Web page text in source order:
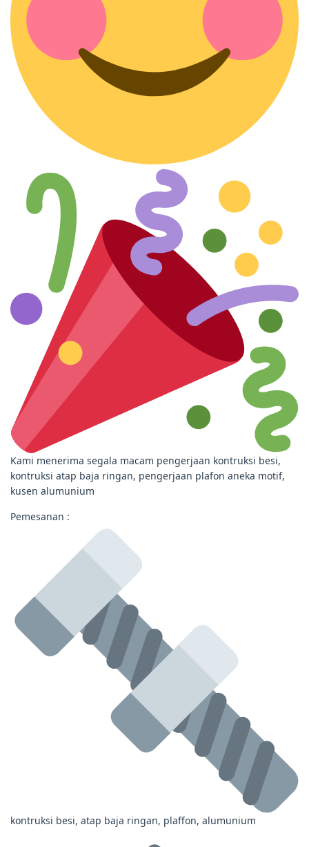
Kami menerima segala macam pengerjaan kontruksi besi,
kontruksi atap baja ringan, pengerjaan plafon aneka motif,
kusen alumunium
Pemesanan :
kontruksi besi, atap baja ringan, plaffon, alumunium